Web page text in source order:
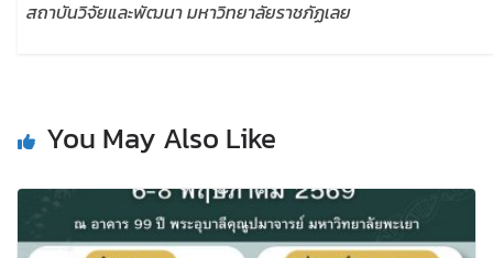
สถาบันวิจัยและพัฒนา มหาวิทยาลัยราชภัฏเลย
You May Also Like